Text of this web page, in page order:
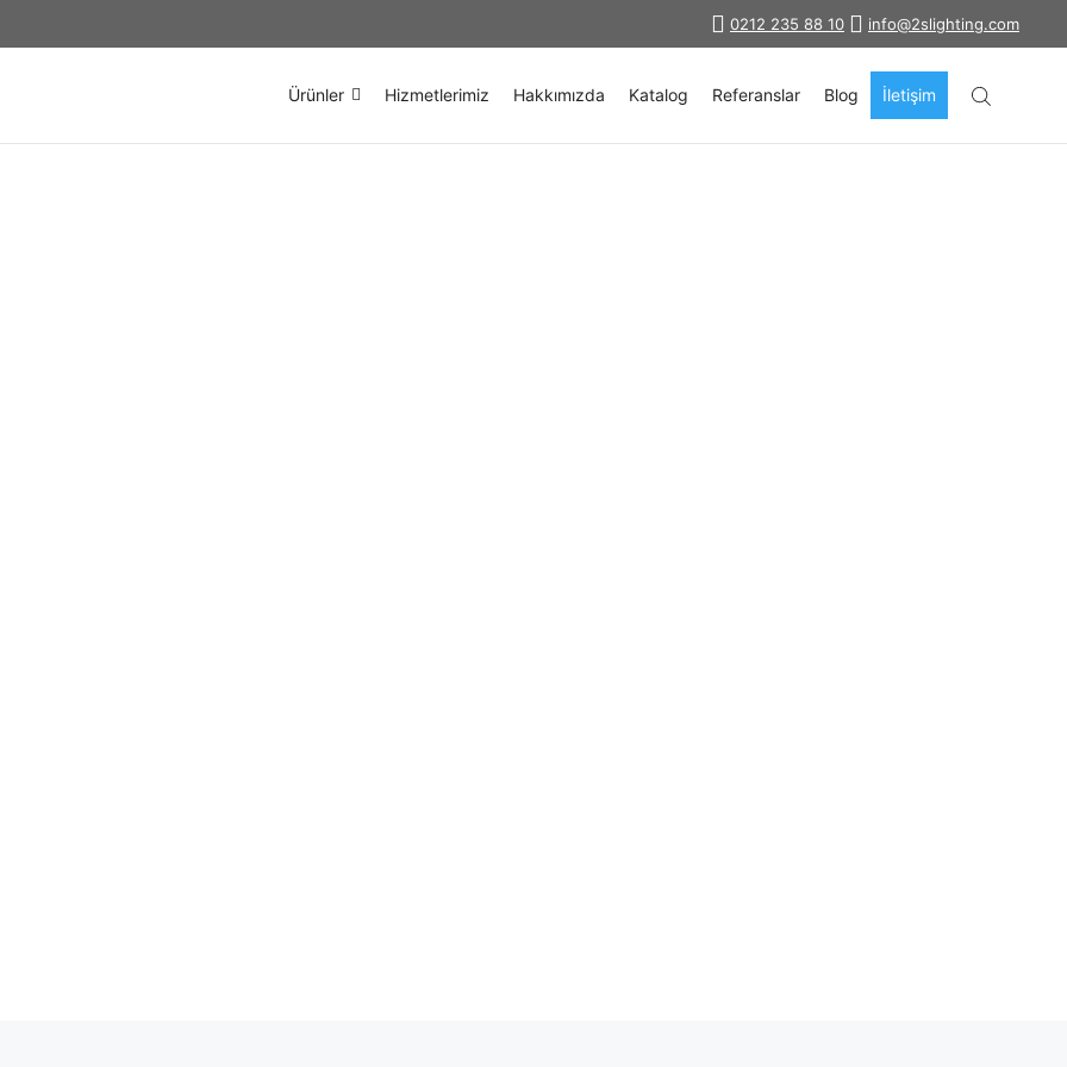
info@2slighting.com
0212 235 88 10
Ürünler Hizmetlerimiz Hakkımızda Katalog Referanslar Blog İletişim